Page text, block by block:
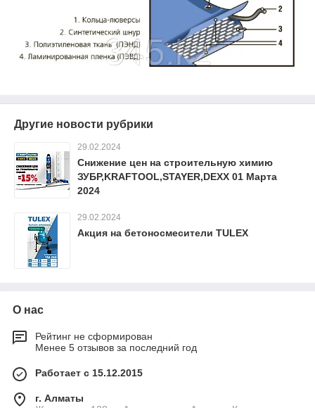
Другие новости рубрики
29.02.2024
Снижение цен на строительную химию
ЗУБР,KRAFTOOL,STAYER,DEXX 01 Марта
2024
29.02.2024
Акция на бетоносмесители TULEX
О нас
Рейтинг не сформирован
Менее 5 отзывов за последний год
Работает с 15.12.2015
г. Алматы